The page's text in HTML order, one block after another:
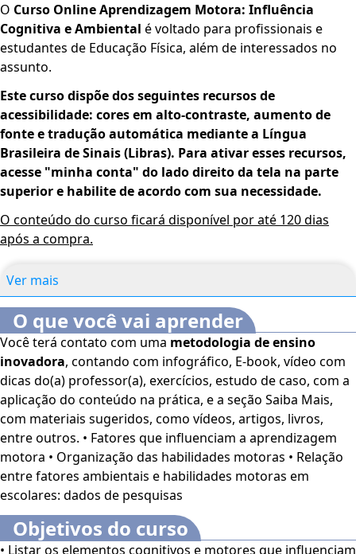
O Curso Online Aprendizagem Motora: Influência
Cognitiva e Ambiental é voltado para profissionais e
estudantes de Educação Física, além de interessados no
assunto.
Este curso dispõe dos seguintes recursos de
acessibilidade: cores em alto-contraste, aumento de
fonte e tradução automática mediante a Língua
Brasileira de Sinais (Libras). Para ativar esses recursos,
acesse "minha conta" do lado direito da tela na parte
superior e habilite de acordo com sua necessidade.
O conteúdo do curso ficará disponível por até 120 dias
após a compra.
Ver mais
O que você vai aprender
Você terá contato com uma metodologia de ensino
inovadora, contando com infográfico, E-book, vídeo com
dicas do(a) professor(a), exercícios, estudo de caso, com a
aplicação do conteúdo na prática, e a seção Saiba Mais,
com materiais sugeridos, como vídeos, artigos, livros,
entre outros. • Fatores que influenciam a aprendizagem
motora • Organização das habilidades motoras • Relação
entre fatores ambientais e habilidades motoras em
escolares: dados de pesquisas
Objetivos do curso
• Listar os elementos cognitivos e motores que influenciam